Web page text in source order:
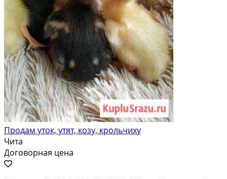
Продам уток, утят, козу, крольчиху
Чита
Договорная цена